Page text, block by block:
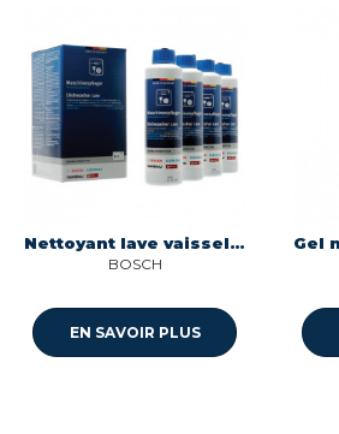
Nettoyant lave vaisselle 4 flacons de 250ml Bosch 00312362
BOSCH
EN SAVOIR PLUS